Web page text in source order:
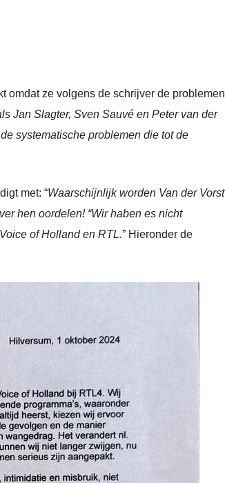
omdat ze volgens de schrijver de problemen
Jan Slagter, Sven Sauvé en Peter van der
systematische problemen die tot de
met: “Waarschijnlijk worden Van der Vorst
hen oordelen! “Wir haben es nicht
of Holland en RTL.” Hieronder de